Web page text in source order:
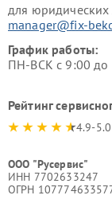
для юридических
manager@fix-
График работы:
ПН-ВСК с 9:00 до
Рейтинг
4.9-5.0
ООО "Русервис"
ИНН 7702633247
ОГРН